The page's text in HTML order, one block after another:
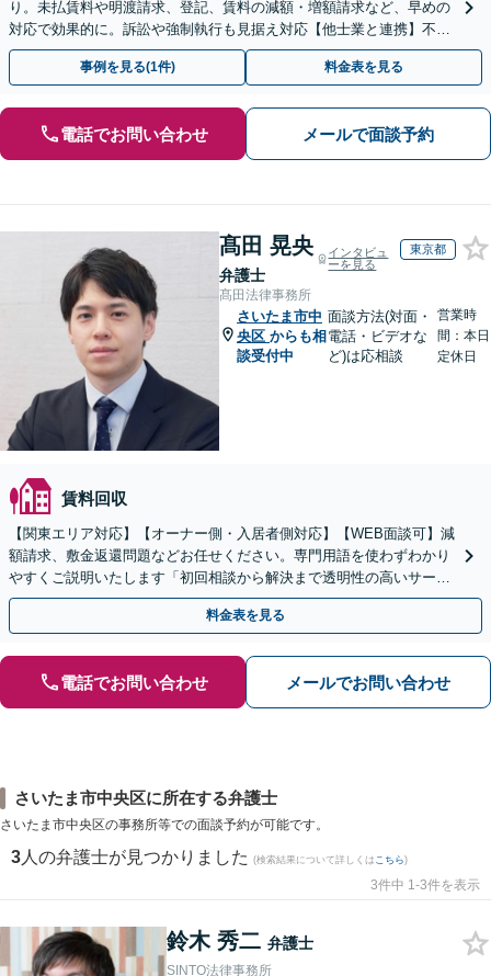
り。未払賃料や明渡請求、登記、賃料の減額・増額請求など、早めの
対応で効果的に。訴訟や強制執行も見据え対応【他士業と連携】不動
産登記・税関係も対応！十数年前の仮登記抹消請求の実績も◎
事例を見る(1件) 料金表を見る
電話でお問い合わせ メールで面談予約
髙田 晃央
弁護士
インタビュ
ーを見る
東京都
髙田法律事務所
さいたま市中
央区 からも相
談受付中
面談方法(対面・
電話・ビデオな
ど)は応相談
営業時
間：本日
定休日
賃料回収
【関東エリア対応】【オーナー側・入居者側対応】【WEB面談可】減
額請求、敷金返還問題などお任せください。専門用語を使わずわかり
やすくご説明いたします「初回相談から解決まで透明性の高いサービ
スで、私とともに安定した不動産事業を実現しましょう」
料金表を見る
電話でお問い合わせ メールでお問い合わせ
さいたま市中央区に所在する弁護士
さいたま市中央区の事務所等での面談予約が可能です。
3 人の弁護士が見つかりました (検索結果について詳しくは こちら)
3件中 1-3件を表示
鈴木 秀二 弁護士
SINTO法律事務所